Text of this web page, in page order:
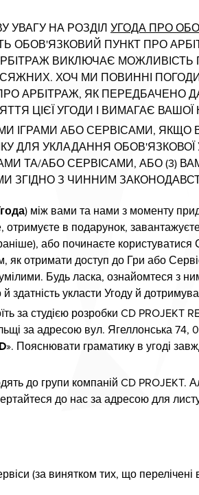
УВАГУ НА РОЗДІЛ УГОДА ПРО
ПУНКТ ПРО
ВИКЛЮЧАЄ МОЖЛИВІСТЬ
ХОЧ МИ ПОВИННІ
АРБІТРАЖ, ЯК ПЕРЕДБАЧЕНО
ЦІЄЇ УГОДИ І ВИМАГАЄ ВАШОЇ
АБО СЕРВІСАМИ, ЯКЩО
ДЛЯ УКЛАДАННЯ
ТА/АБО СЕРВІСАМИ, АБО (3)
ЗГІДНО З ЧИННИМ
) між вами та нами з моменту
отримуєте в подарунок,
або починаєте
як отримати доступ до Гри або
Будь ласка, ознайомтеся з
укласти Угоду й
за студією розробки CD PROJEKT
за адресою вул. Ягеллонська
». Пояснювати граматику в угоді
до групи компаній CD
до нас за адресою для
(за винятком тих, що перелічені